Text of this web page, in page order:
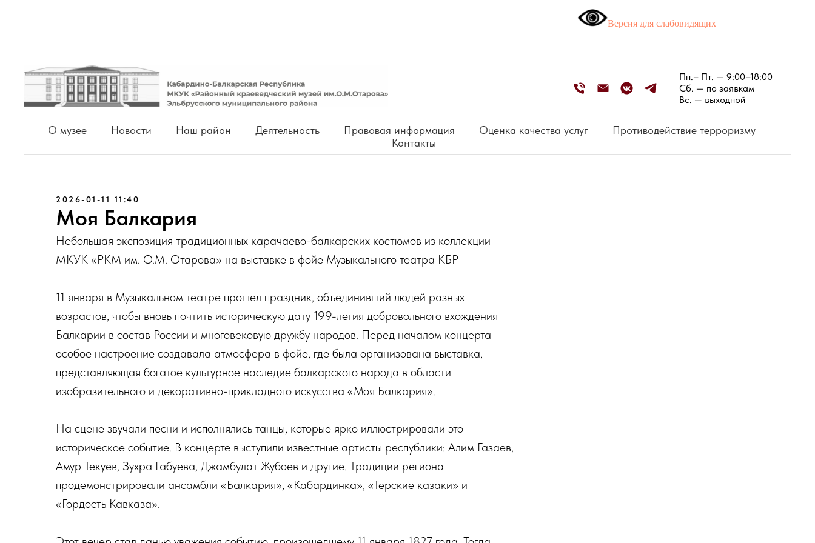
Версия для слабовидящих
Пн.– Пт. — 9:00–18:00
Сб. — по заявкам
Вс. — выходной
О музее Новости Наш район Деятельность Правовая информация Оценка качества услуг
Противодействие терроризму
Контакты
2026-01-11 11:40
Моя Балкария
Небольшая экспозиция традиционных карачаево-балкарских костюмов из коллекции
МКУК «РКМ им. О.М. Отарова» на выставке в фойе Музыкального театра КБР
11 января в Музыкальном театре прошел праздник, объединивший людей разных
возрастов, чтобы вновь почтить историческую дату 199-летия добровольного вхождения
Балкарии в состав России и многовековую дружбу народов. Перед началом концерта
особое настроение создавала атмосфера в фойе, где была организована выставка,
представляющая богатое культурное наследие балкарского народа в области
изобразительного и декоративно-прикладного искусства «Моя Балкария».
На сцене звучали песни и исполнялись танцы, которые ярко иллюстрировали это
историческое событие. В концерте выступили известные артисты республики: Алим Газаев,
Амур Текуев, Зухра Габуева, Джамбулат Жубоев и другие. Традиции региона
продемонстрировали ансамбли «Балкария», «Кабардинка», «Терские казаки» и
«Гордость Кавказа».